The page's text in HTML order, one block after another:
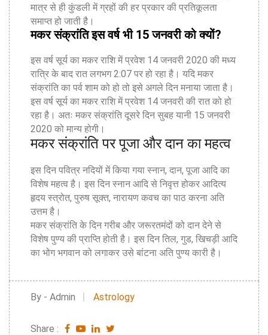
मात्र से ही कुंडली में ग्रहों की हर प्रकार की प्रतिकूलता
समाप्त हो जाती है।
मकर संक्रांति इस वर्ष भी 15 जनवरी को क्यों?
इस वर्ष सूर्य का मकर राशि में प्रवेश 14 जनवरी 2020 की मध्य
रात्रि के बाद रात लगभग 2:07 पर हो रहा है। यदि मकर
संक्रांति का पर्व शाम को हो तो इसे अगले दिन मनाया जाता है।
इस वर्ष सूर्य का मकर राशि में प्रवेश 14 जनवरी की रात को हो
रहा है। अतः मकर संक्रांति दूसरे दिन सुबह यानी 15 जनवरी
2020 को मान्य होगी।
मकर संक्रांति पर पूजा और दान का महत्व
इस दिन पवित्र नदियों में किया गया स्नान, दान, पूजा आदि का
विशेष महत्व है। इस दिन स्नान आदि से निवृत्त होकर आदित्य
हृदय स्त्रोत, पुरुष सूक्त, नारायण कवच का पाठ करना अति
उत्तम है।
मकर संक्रांति के दिन गरीब और जरूरतमंदों को दान देने से
विशेष पुण्य की प्राप्ति होती है। इस दिन तिल, गुड, खिचड़ी आदि
का भोग भगवान को लगाकर उसे बांटना अति पुण्य कारी है।
By - Admin Astrology
Share :